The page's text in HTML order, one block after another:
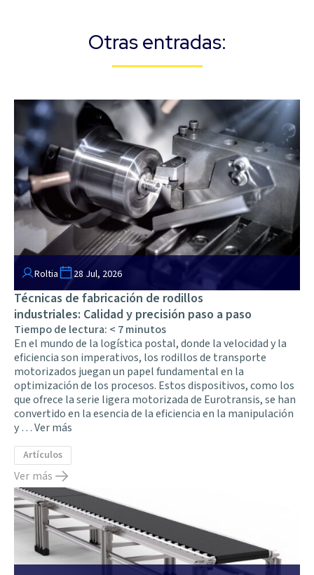
Otras entradas:
Roltia 28 Jul, 2026
Técnicas de fabricación de rodillos
industriales: Calidad y precisión paso a paso
Tiempo de lectura: < 7minutos
En el mundo de la logística postal, donde la velocidad y la
eficiencia son imperativos, los rodillos de transporte
motorizados juegan un papel fundamental en la
optimización de los procesos. Estos dispositivos, como los
que ofrece la serie ligera motorizada de Eurotransis, se han
convertido en la esencia de la eficiencia en la manipulación
y …Ver más
Artículos
Ver más